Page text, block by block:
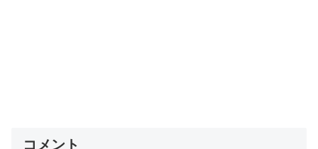
コメント